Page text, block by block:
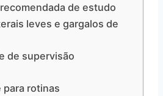
de estudo
leves e gargalos de
de supervisão
para rotinas